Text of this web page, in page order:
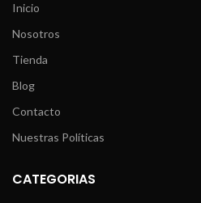
Inicio
Nosotros
Tienda
Blog
Contacto
Nuestras Políticas
CATEGORIAS